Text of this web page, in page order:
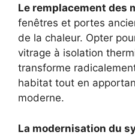
Le remplacement des
fenêtres et portes
de la chaleur. Opter
vitrage à isolation
transforme
habitat tout en
moderne.
La modernisation du